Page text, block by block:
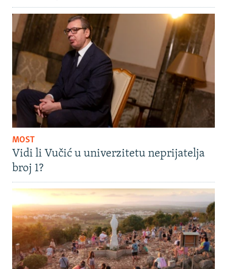
MOST
Vidi li Vučić u univerzitetu neprijatelja
broj 1?